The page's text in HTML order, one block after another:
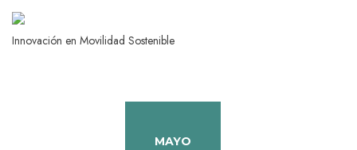
contenido
Innovación en Movilidad Sostenible
MAYO